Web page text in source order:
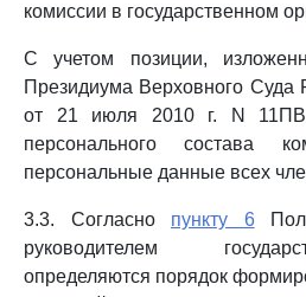
комиссии в государственном
С учетом позиции,
Президиума Верховного Суда
от 21 июля 2010 г. N
персонального состава
персональные данные всех
3.3. Согласно пункту 6
руководителем
определяются порядок